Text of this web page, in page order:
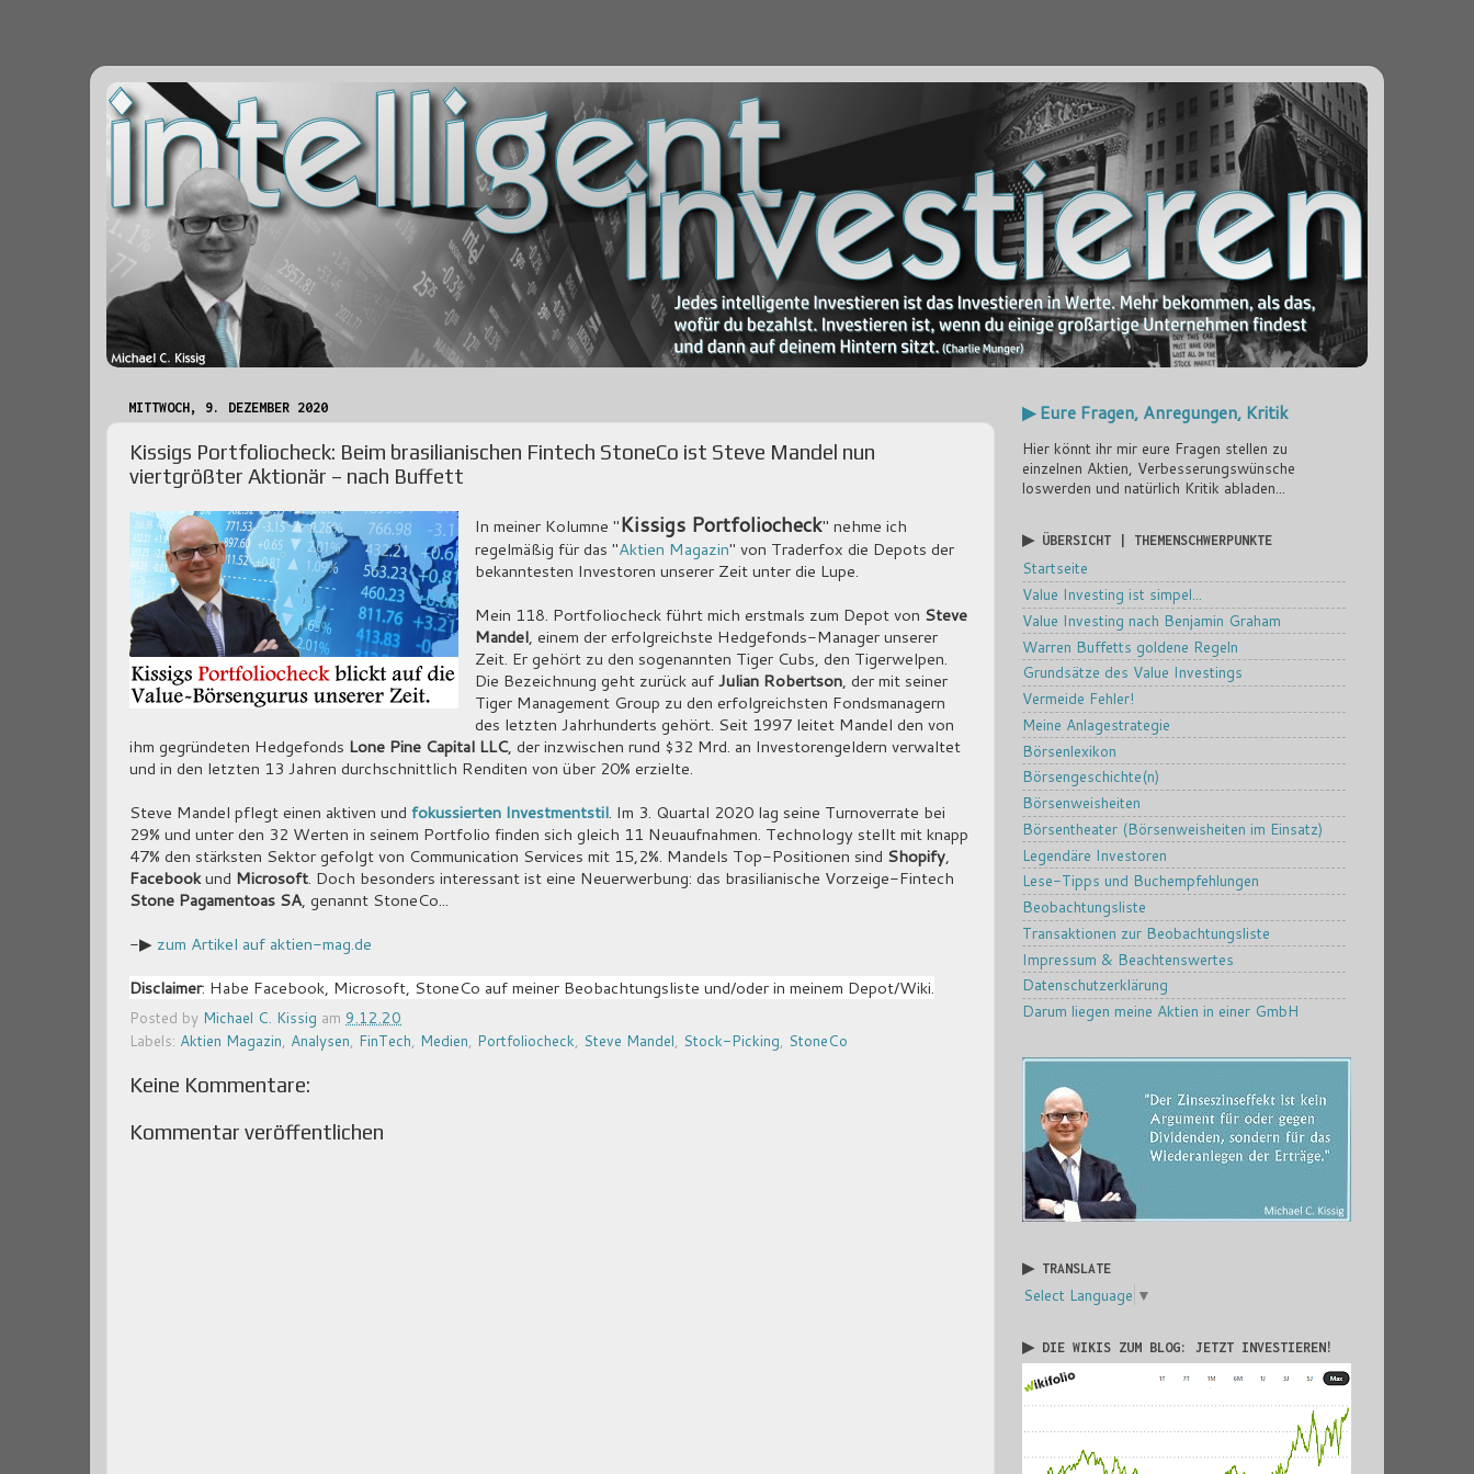
MITTWOCH, 9. DEZEMBER 2020
Kissigs Portfoliocheck: Beim brasilianischen Fintech StoneCo ist Steve Mandel nun
viertgrößter Aktionär – nach Buffett
In meiner Kolumne "Kissigs Portfoliocheck" nehme ich
regelmäßig für das "Aktien Magazin" von Traderfox die Depots der
bekanntesten Investoren unserer Zeit unter die Lupe.
Mein 118. Portfoliocheck führt mich erstmals zum Depot von Steve
Mandel, einem der erfolgreichste Hedgefonds-Manager unserer
Zeit. Er gehört zu den sogenannten Tiger Cubs, den Tigerwelpen.
Die Bezeichnung geht zurück aufJulian Robertson, der mit seiner
Tiger Management Group zu den erfolgreichsten Fondsmanagern
des letzten Jahrhunderts gehört. Seit 1997 leitet Mandel den von
ihm gegründeten Hedgefonds Lone Pine Capital LLC, der inzwischen rund $32 Mrd. an Investorengeldern verwaltet
und in den letzten 13 Jahren durchschnittlich Renditen von über 20% erzielte.
Steve Mandel pflegt einen aktiven und fokussierten Investmentstil. Im 3. Quartal 2020 lag seine Turnoverrate bei
29% und unter den 32 Werten in seinem Portfolio finden sich gleich 11 Neuaufnahmen. Technology stellt mit knapp
47% den stärksten Sektor gefolgt von Communication Services mit 15,2%. Mandels Top-Positionen sind Shopify,
Facebookund Microsoft. Doch besonders interessant ist eine Neuerwerbung: das brasilianische Vorzeige-Fintech
Stone Pagamentoas SA, genannt StoneCo...
-▶ zum Artikel auf aktien-mag.de
Disclaimer: Habe Facebook, Microsoft, StoneCo auf meiner Beobachtungsliste und/oder in meinem Depot/Wiki.
Posted by Michael C. Kissig am 9.12.20
Labels: Aktien Magazin, Analysen, FinTech, Medien, Portfoliocheck, Steve Mandel, Stock-Picking, StoneCo
Keine Kommentare:
Kommentar veröffentlichen
▶ Eure Fragen, Anregungen, Kritik
Hier könnt ihr mir eure Fragen stellen zu
einzelnen Aktien, Verbesserungswünsche
loswerden und natürlich Kritik abladen...
▶ ÜBERSICHT | THEMENSCHWERPUNKTE
Startseite
Value Investing ist simpel...
Value Investing nach Benjamin Graham
Warren Buffetts goldene Regeln
Grundsätze des Value Investings
Vermeide Fehler!
Meine Anlagestrategie
Börsenlexikon
Börsengeschichte(n)
Börsenweisheiten
Börsentheater (Börsenweisheiten im Einsatz)
Legendäre Investoren
Lese-Tipps und Buchempfehlungen
Beobachtungsliste
Transaktionen zur Beobachtungsliste
Impressum & Beachtenswertes
Datenschutzerklärung
Darum liegen meine Aktien in einer GmbH
▶ TRANSLATE
Select Language ▼
▶ DIE WIKIS ZUM BLOG: JETZT INVESTIEREN!